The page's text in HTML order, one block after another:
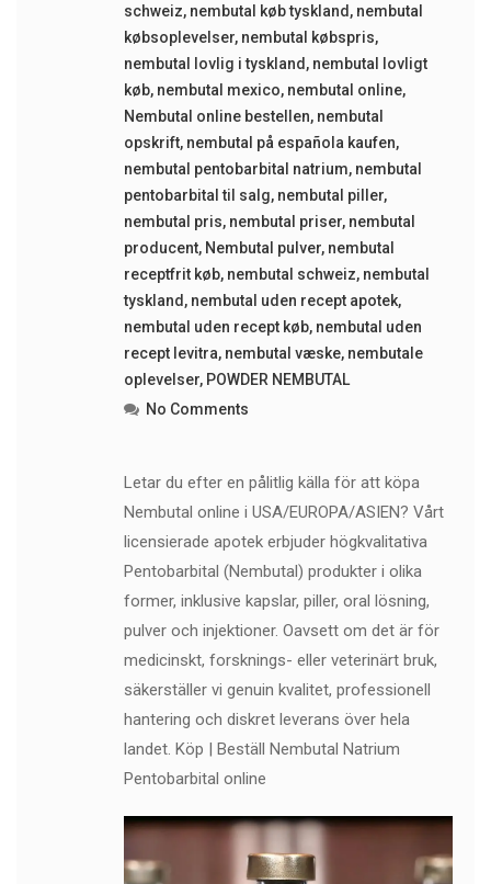
schweiz, nembutal køb tyskland, nembutal
købsoplevelser, nembutal købspris,
nembutal lovlig i tyskland, nembutal lovligt
køb, nembutal mexico, nembutal online,
Nembutal online bestellen, nembutal
opskrift, nembutal på española kaufen,
nembutal pentobarbital natrium, nembutal
pentobarbital til salg, nembutal piller,
nembutal pris, nembutal priser, nembutal
producent, Nembutal pulver, nembutal
receptfrit køb, nembutal schweiz, nembutal
tyskland, nembutal uden recept apotek,
nembutal uden recept køb, nembutal uden
recept levitra, nembutal væske, nembutale
oplevelser, POWDER NEMBUTAL
No Comments
Letar du efter en pålitlig källa för att köpa
Nembutal online i USA/EUROPA/ASIEN? Vårt
licensierade apotek erbjuder högkvalitativa
Pentobarbital (Nembutal) produkter i olika
former, inklusive kapslar, piller, oral lösning,
pulver och injektioner. Oavsett om det är för
medicinskt, forsknings- eller veterinärt bruk,
säkerställer vi genuin kvalitet, professionell
hantering och diskret leverans över hela
landet. Köp | Beställ Nembutal Natrium
Pentobarbital online